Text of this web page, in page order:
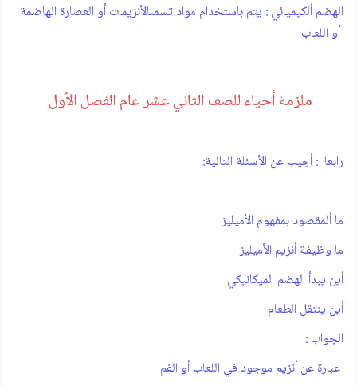
‫الهضم ألكيميائي : يتم باستخدام مواد تسمى‫الأنزيمات أو العصارة الهاضمة
أو اللعاب
ملزمة أحياء للصف الثاني عشر عام الفصل الأول
رابعا ‪ :أجيب عن الأسئلة التالية ‪:
‫ما ألمقصود بمفهوم الأميليز
‫ما وظيفة أنزيم الأميليز
‫أين يبدأ الهضم الميكانيكي
‫أين ينتقل الطعام
‫الجواب :
‫ عبارة عن أنزيم موجود في اللعاب أو الفم‫